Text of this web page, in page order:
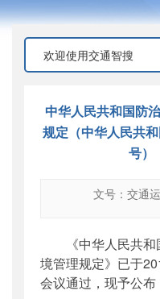
中华人民共和国防
规定（中华人民共
号）
文号：交通
交通
公开日期：2016
主题词： 防治;
《中华人民共和
境管理规定》已于
会议通过，现予公布